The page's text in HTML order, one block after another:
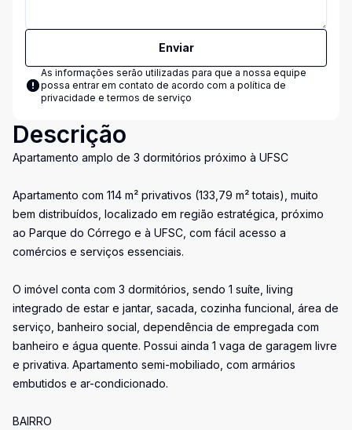
Enviar
As informações serão utilizadas para que a nossa equipe
possa entrar em contato de acordo com a política de
privacidade e termos de serviço
Descrição
Apartamento amplo de 3 dormitórios próximo à UFSC
Apartamento com 114 m² privativos (133,79 m² totais), muito
bem distribuídos, localizado em região estratégica, próximo
ao Parque do Córrego e à UFSC, com fácil acesso a
comércios e serviços essenciais.
O imóvel conta com 3 dormitórios, sendo 1 suíte, living
integrado de estar e jantar, sacada, cozinha funcional, área de
serviço, banheiro social, dependência de empregada com
banheiro e água quente. Possui ainda 1 vaga de garagem livre
e privativa. Apartamento semi-mobiliado, com armários
embutidos e ar-condicionado.
BAIRRO